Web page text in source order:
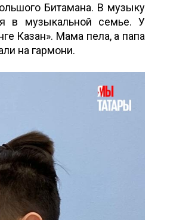
Битамана. В музыку
в музыкальной семье. У
Казан». Мама пела, а папа
на гармони.